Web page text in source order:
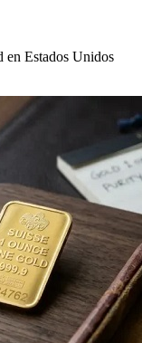
en Estados Unidos